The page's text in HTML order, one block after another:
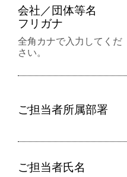
会社／団体等名
フリガナ
全角カナで入力してくだ
さい。
ご担当者所属部署
ご担当者氏名